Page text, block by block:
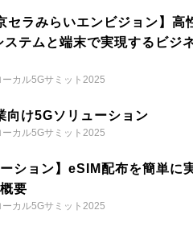
セラみらいエンビジョン】高
ステムと端末で実現するビジ
ーカル5Gサミット2025
向け5Gソリューション
ーカル5Gサミット2025
ーション】eSIM配布を簡単に
要
ーカル5Gサミット2025